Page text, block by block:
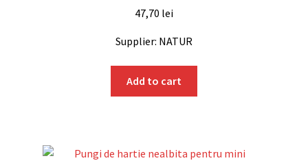
47,70 lei
Supplier: NATUR
Add to cart